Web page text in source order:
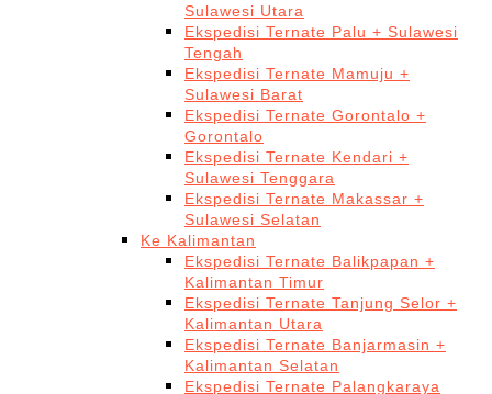
Sulawesi Utara
Ekspedisi Ternate Palu + Sulawesi
Tengah
Ekspedisi Ternate Mamuju +
Sulawesi Barat
Ekspedisi Ternate Gorontalo +
Gorontalo
Ekspedisi Ternate Kendari +
Sulawesi Tenggara
Ekspedisi Ternate Makassar +
Sulawesi Selatan
Ke Kalimantan
Ekspedisi Ternate Balikpapan +
Kalimantan Timur
Ekspedisi Ternate Tanjung Selor +
Kalimantan Utara
Ekspedisi Ternate Banjarmasin +
Kalimantan Selatan
Ekspedisi Ternate Palangkaraya